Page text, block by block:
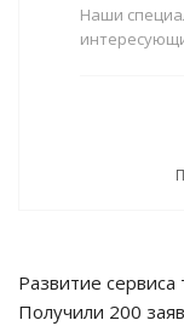
Наши
Развитие сервиса
Получили 200